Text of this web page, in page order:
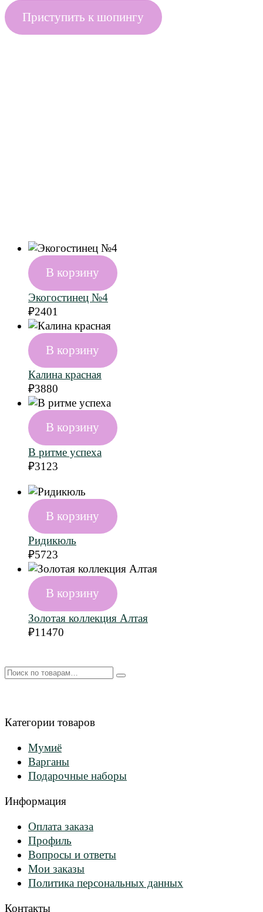
Приступить к шопингу
В корзину
Экогостинец №4
₽2401
В корзину
Калина красная
₽3880
В корзину
В ритме успеха
₽3123
В корзину
Ридикюль
₽5723
В корзину
Золотая коллекция Алтая
₽11470
Искать:
Категории товаров
Мумиё
Варганы
Подарочные наборы
Информация
Оплата заказа
Профиль
Вопросы и ответы
Мои заказы
Политика персональных данных
Контакты